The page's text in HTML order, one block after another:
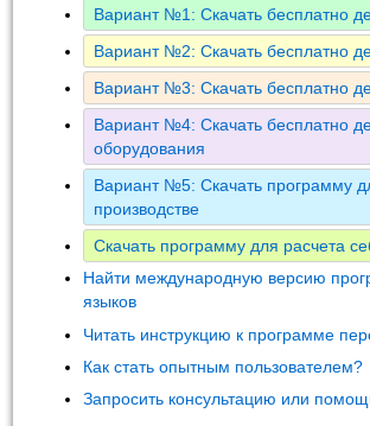
Вариант №1: Скачать бесплатно
Вариант №2: Скачать бесплатно
Вариант №3: Скачать бесплатно
Вариант №4: Скачать бесплатно
оборудования
Вариант №5: Скачать программу
производстве
Скачать программу для расчета
Найти международную версию
языков
Читать инструкцию к программе
Как стать опытным пользователем?
Запросить консультацию или